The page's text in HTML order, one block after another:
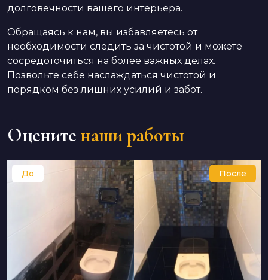
долговечности вашего интерьера.
Обращаясь к нам, вы избавляетесь от
необходимости следить за чистотой и можете
сосредоточиться на более важных делах.
Позвольте себе наслаждаться чистотой и
порядком без лишних усилий и забот.
Оцените наши работы